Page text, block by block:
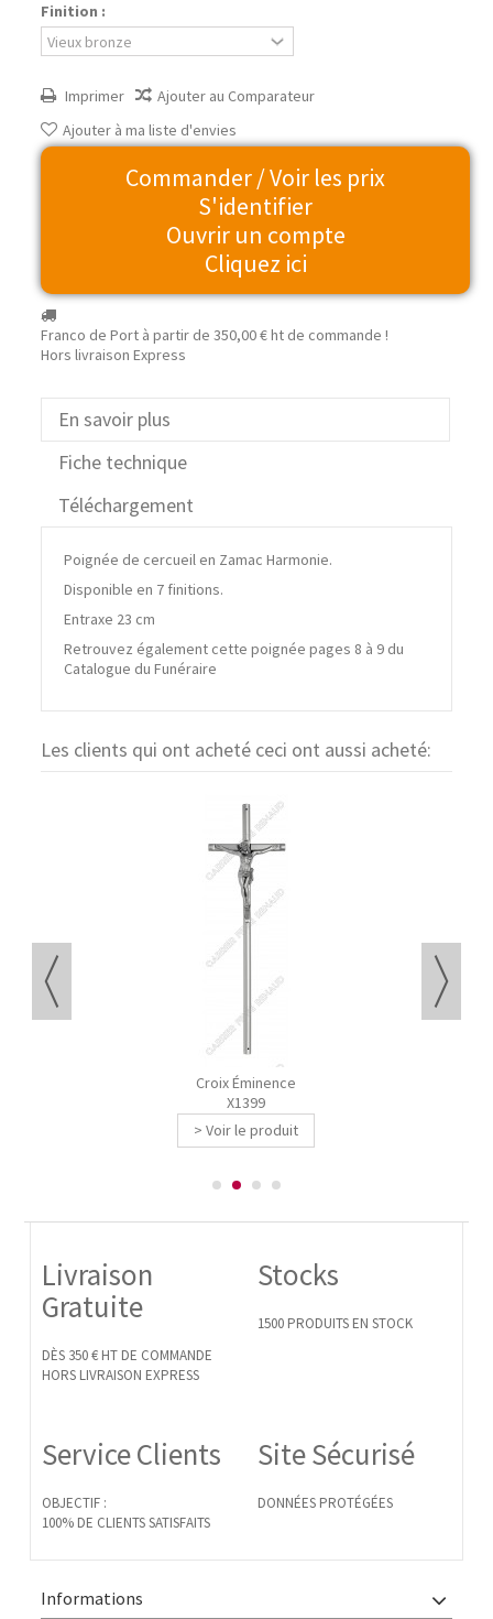
Finition :
Imprimer
Ajouter au Comparateur
Ajouter à ma liste d'envies
Commander / Voir les prix
S'identifier
Ouvrir un compte
Cliquez ici
Franco de Port à partir de350,00 €ht de commande !
Hors livraison Express
En savoir plus
Fiche technique
Téléchargement
Poignée de cercueil en Zamac Harmonie.
Disponible en 7 finitions.
Entraxe 23 cm
Retrouvez également cette poignée pages 8 à 9 du
Catalogue du Funéraire
Les clients qui ont acheté ceci ont aussi acheté:
Croix Éminence
X1399
> Voir le produit
Livraison
Gratuite
DÈS 350 € HT DE COMMANDE
HORS LIVRAISON EXPRESS
Stocks
1500 PRODUITS EN STOCK
Service Clients
OBJECTIF :
100% DE CLIENTS SATISFAITS
Site Sécurisé
DONNÉES PROTÉGÉES
Informations